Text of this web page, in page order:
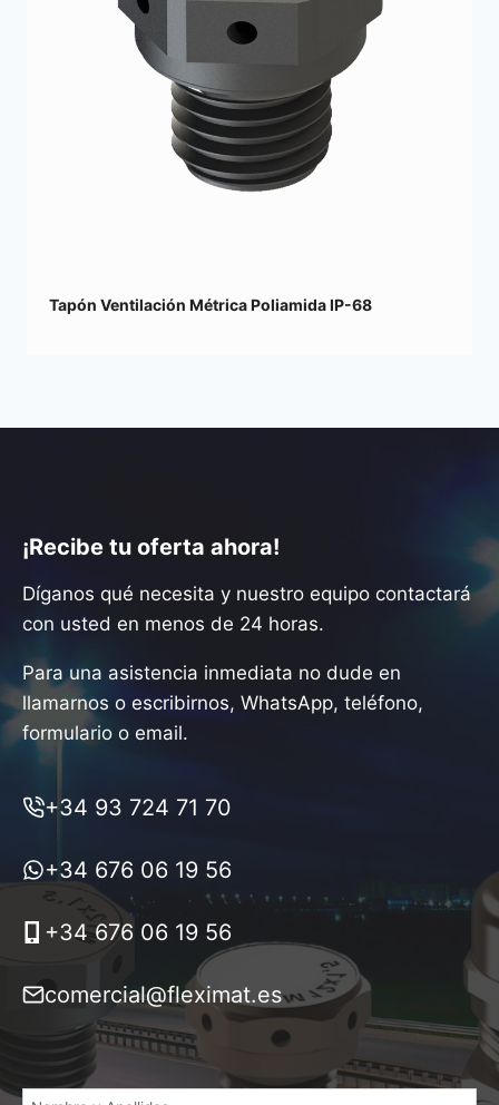
Tapón Ventilación Métrica Poliamida IP-68
¡Recibe tu oferta ahora!
Díganos qué necesita y nuestro equipo contactará
con usted en menos de 24 horas.
Para una asistencia inmediata no dude en
llamarnos o escribirnos, WhatsApp, teléfono,
formulario o email.
+34 93 724 71 70
+34 676 06 19 56
+34 676 06 19 56
comercial@fleximat.es